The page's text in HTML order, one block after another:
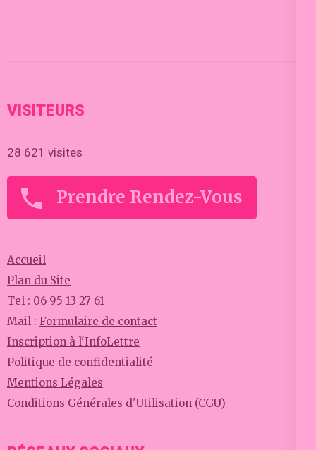
VISITEURS
28 621 visites
Prendre Rendez-Vous
Accueil
Plan du Site
Tel : 06 95 13 27 61
Mail : Formulaire de contact
Inscription à l'InfoLettre
Politique de confidentialité
Mentions Légales
Conditions Générales d'Utilisation (CGU)